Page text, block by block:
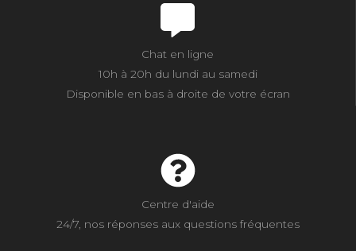
Chat en ligne
10h à 20h du lundi au samedi
Disponible en bas à droite de votre écran
Centre d'aide
24/7, nos réponses aux questions fréquentes